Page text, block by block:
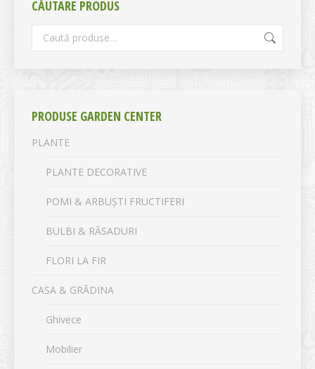
CĂUTARE PRODUS
PRODUSE GARDEN CENTER
PLANTE
PLANTE DECORATIVE
POMI & ARBUȘTI FRUCTIFERI
BULBI & RĂSADURI
FLORI LA FIR
CASA & GRĂDINA
Ghivece
Mobilier